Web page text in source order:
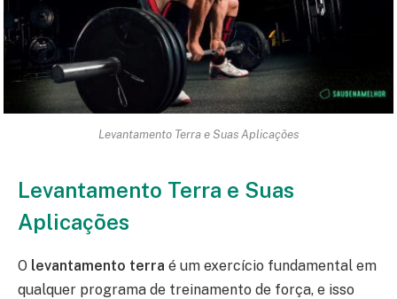
Levantamento Terra e Suas Aplicações
Levantamento Terra e Suas
Aplicações
O levantamento terra é um exercício fundamental em
qualquer programa de treinamento de força, e isso